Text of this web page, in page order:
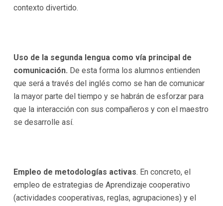
contexto divertido.
Uso de la segunda lengua como vía principal de
comunicación. De esta forma los alumnos entienden
que será a través del inglés como se han de comunicar
la mayor parte del tiempo y se habrán de esforzar para
que la interacción con sus compañeros y con el maestro
se desarrolle así.
Empleo de metodologías activas. En concreto, el
empleo de estrategias de Aprendizaje cooperativo
(actividades cooperativas, reglas, agrupaciones) y el